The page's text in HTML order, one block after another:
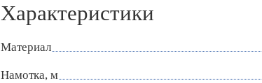
Характеристики
Материал
Намотка, м